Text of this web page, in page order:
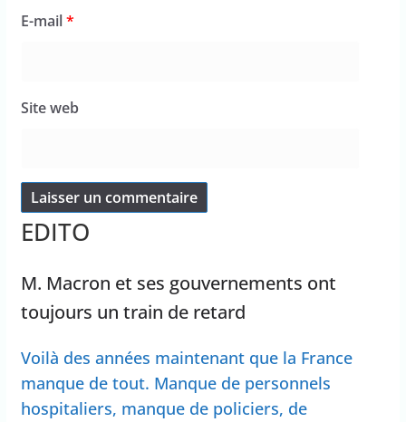
E-mail*
Site web
EDITO
M. Macron et ses gouvernements ont
toujours un train de retard
Voilà des années maintenant que la France
manque de tout. Manque de personnels
hospitaliers, manque de policiers, de